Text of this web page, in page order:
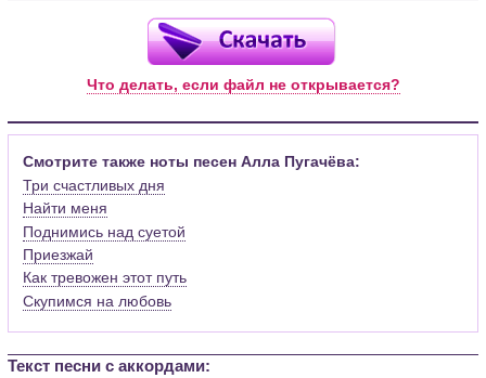
Что делать, если файл не открывается?
Смотрите также ноты песен Алла Пугачёва:
Три счастливых дня
Найти меня
Поднимись над суетой
Приезжай
Как тревожен этот путь
Скупимся на любовь
Текст песни c аккордами: